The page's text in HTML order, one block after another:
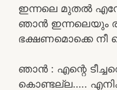
ഇന്നലെ മുതൽ
ഞാൻ ഇന്നലെയും
ഭക്ഷണമൊക്കെ നീ
ഞാൻ : എന്റെ
കൊണ്ടല്ല…..